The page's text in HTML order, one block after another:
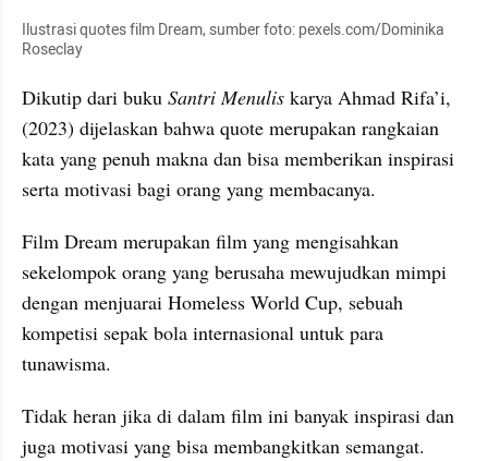
Ilustrasi quotes film Dream, sumber foto: pexels.com/Dominika
Roseclay
Dikutip dari buku Santri Menulis karya Ahmad Rifa’i,
(2023) dijelaskan bahwa quote merupakan rangkaian
kata yang penuh makna dan bisa memberikan inspirasi
serta motivasi bagi orang yang membacanya.
Film Dream merupakan film yang mengisahkan
sekelompok orang yang berusaha mewujudkan mimpi
dengan menjuarai Homeless World Cup, sebuah
kompetisi sepak bola internasional untuk para
tunawisma.
Tidak heran jika di dalam film ini banyak inspirasi dan
juga motivasi yang bisa membangkitkan semangat.